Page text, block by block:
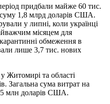
придбали майже 60 тис.
суму 1,8 млрд доларів США.
у липні, коли українці
місяцем для
обмеження в
лише 3,7 тис. нових
Житомирі та області
Загальна сума витрат на
млн доларів США.